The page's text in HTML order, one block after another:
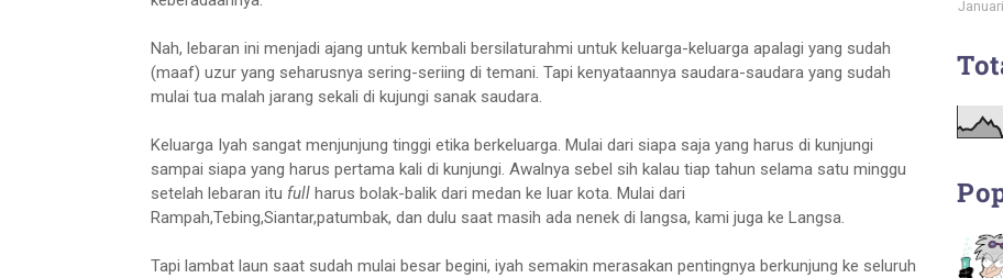
Nah, lebaran ini menjadi ajang untuk kembali bersilaturahmi untuk keluarga-keluarga apalagi yang sudah
(maaf) uzur yang seharusnya sering-seriing di temani. Tapi kenyataannya saudara-saudara yang sudah
mulai tua malah jarang sekali di kujungi sanak saudara.
Keluarga Iyah sangat menjunjung tinggi etika berkeluarga. Mulai dari siapa saja yang harus di kunjungi
sampai siapa yang harus pertama kali di kunjungi. Awalnya sebel sih kalau tiap tahun selama satu minggu
setelah lebaran itu full harus bolak-balik dari medan ke luar kota. Mulai dari
Rampah,Tebing,Siantar,patumbak, dan dulu saat masih ada nenek di langsa, kami juga ke Langsa.
Tapi lambat laun saat sudah mulai besar begini, iyah semakin merasakan pentingnya berkunjung ke seluruh